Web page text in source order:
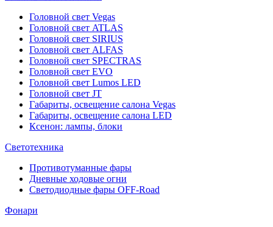
Головной свет Vegas
Головной свет ATLAS
Головной свет SIRIUS
Головной свет ALFAS
Головной свет SPECTRAS
Головной свет EVO
Головной свет Lumos LED
Головной свет JT
Габариты, освещение салона Vegas
Габариты, освещение салона LED
Ксенон: лампы, блоки
Светотехника
Противотуманные фары
Дневные ходовые огни
Светодиодные фары OFF-Road
Фонари